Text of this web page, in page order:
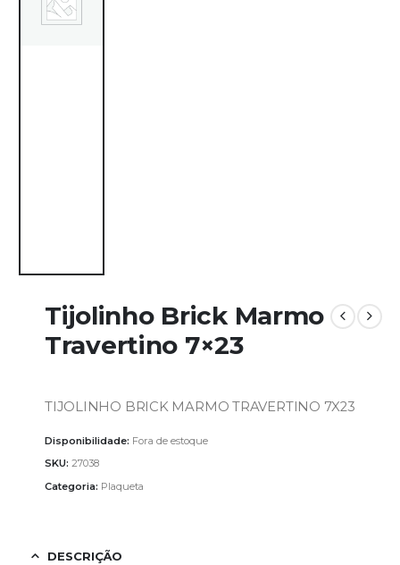
Tijolinho Brick Marmo
Travertino 7×23
TIJOLINHO BRICK MARMO TRAVERTINO 7X23
Disponibilidade: Fora de estoque
SKU: 27038
Categoria: Plaqueta
DESCRIÇÃO